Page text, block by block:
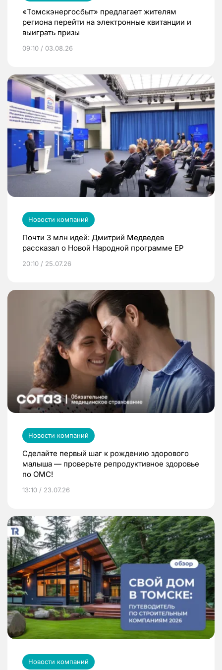
«Томскэнергосбыт» предлагает жителям
региона перейти на электронные квитанции и
выиграть призы
09:10 / 03.08.26
Новости компаний
Почти 3 млн идей: Дмитрий Медведев
рассказал о Новой Народной программе ЕР
20:10 / 25.07.26
Новости компаний
Сделайте первый шаг к рождению здорового
малыша — проверьте репродуктивное здоровье
по ОМС!
13:10 / 23.07.26
Новости компаний